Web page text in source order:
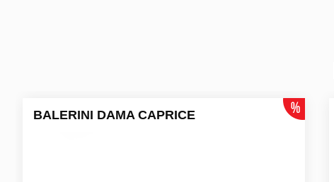
BALERINI DAMA CAPRICE